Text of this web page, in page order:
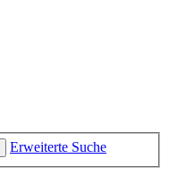
Erweiterte Suche